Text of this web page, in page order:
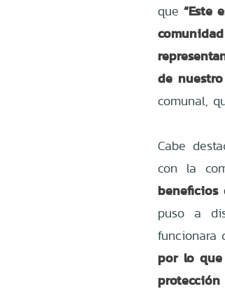
que“Este
de
comunal,
Cabe
con la
beneficios
puso a
funcionara
por lo